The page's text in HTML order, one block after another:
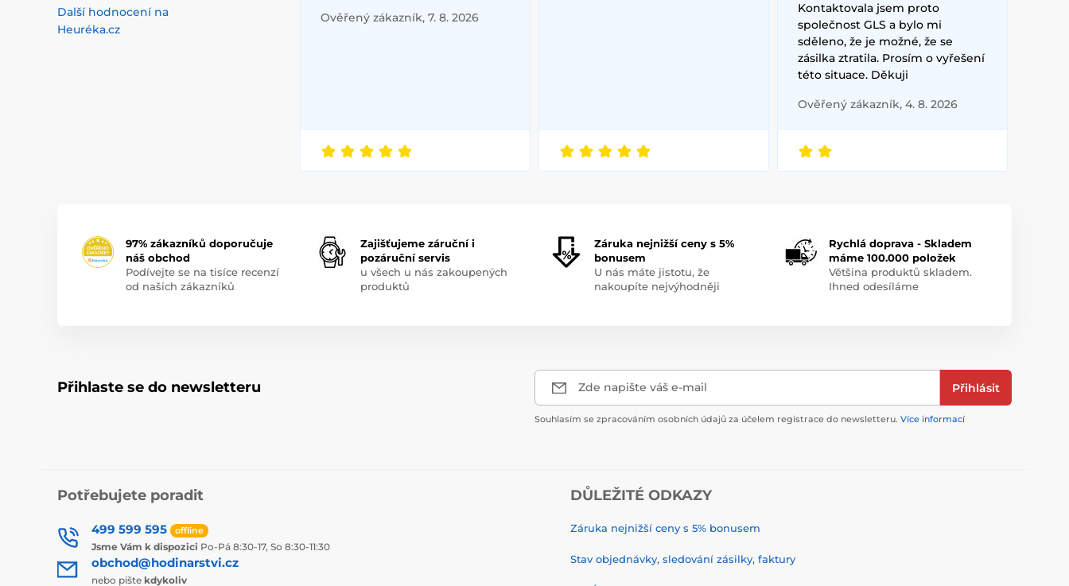
Další hodnocení na
Heuréka.cz
Ověřený zákazník, 7. 8. 2026
Kontaktovala jsem proto
společnost GLS a bylo mi
sděleno, že je možné, že se
zásilka ztratila. Prosím o vyřešení
této situace. Děkuji
Ověřený zákazník, 4. 8. 2026
97% zákazníků doporučuje
náš obchod
Podívejte se na tisíce recenzí
od našich zákazníků
Zajišťujeme záruční i
pozáruční servis
u všech u nás zakoupených
produktů
Záruka nejnižší ceny s 5%
bonusem
U nás máte jistotu, že
nakoupíte nejvýhodněji
Rychlá doprava - Skladem
máme 100.000 položek
Většina produktů skladem.
Ihned odesíláme
Přihlaste se do newsletteru Zde napište váš e-mail Přihlásit
Souhlasím se zpracováním osobních údajů za účelem registrace do newsletteru. Více informací
Potřebujete poradit
499 599 595 offline
Jsme Vám k dispozici Po-Pá 8:30-17, So 8:30-11:30
obchod@hodinarstvi.cz
nebo pište kdykoliv
DŮLEŽITÉ ODKAZY
Záruka nejnižší ceny s 5% bonusem
Stav objednávky, sledování zásilky, faktury